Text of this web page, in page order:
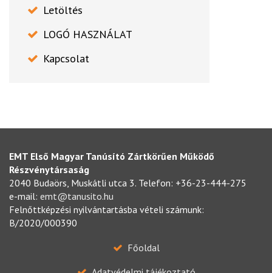
Letöltés
LOGÓ HASZNÁLAT
Kapcsolat
EMT Első Magyar Tanúsító Zártkörűen Működő
Részvénytársaság
2040 Budaörs, Muskátli utca 3. Telefon: +36-23-444-275
e-mail: emt@tanusito.hu
Felnőttképzési nyilvántartásba vételi számunk:
B/2020/000390
Főoldal